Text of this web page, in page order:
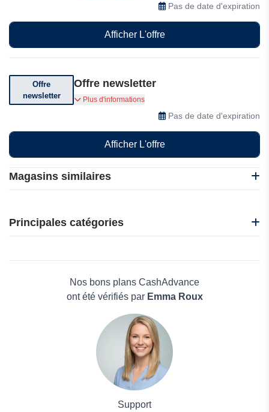
Magasins similaires
Insoil Finance
Binance
FxCash
Principales catégories
Maison & JardinNos bons plans CashAdvance
ont été vérifiés par Emma Roux
Support
Pas de date d'expiration
Afficher L'offre
Offre
newsletter
Offre newsletter
Abonnez-vous pour recevoir des offres
Plus d'informations
Pas de date d'expiration
Afficher L'offre